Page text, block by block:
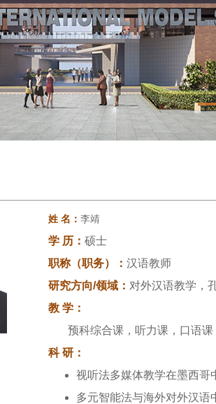
姓 名： 李靖
学 历： 硕士
职称（职务）： 汉语教师
研究方向/领域： 对外汉语教学，
教 学：
预科综合课，听力课，口语课
科 研：
视听法多媒体教学在墨西哥
多元智能法与海外对外汉语